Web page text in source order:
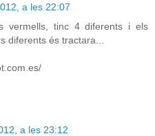
a les 22:07
vermells, tinc 4 diferents i els
diferents és tractara...
a les 23:12